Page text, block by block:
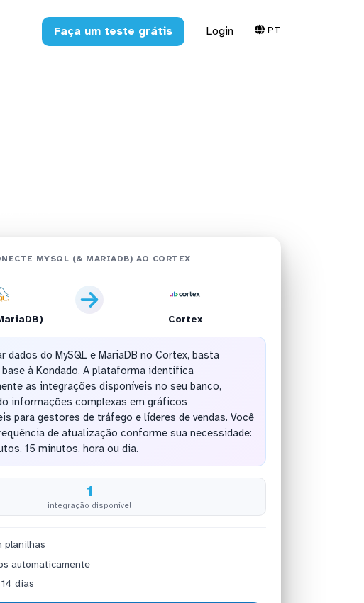
Faça um teste grátis Login PT
MYSQL (& MARIADB) AO CORTEX
Cortex
dados do MySQL e MariaDB no Cortex, basta
à Kondado. A plataforma identifica
as integrações disponíveis no seu banco,
informações complexas em gráficos
para gestores de tráfego e líderes de vendas. Você
de atualização conforme sua necessidade:
15 minutos, hora ou dia.
1
integração disponível
planilhas
automaticamente
dias